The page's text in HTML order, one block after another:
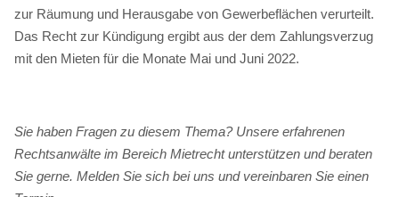
zur Räumung und Herausgabe von Gewerbeflächen verurteilt.
Das Recht zur Kündigung ergibt aus der dem Zahlungsverzug
mit den Mieten für die Monate Mai und Juni 2022.
Sie haben Fragen zu diesem Thema? Unsere erfahrenen
Rechtsanwälte im Bereich Mietrecht unterstützen und beraten
Sie gerne. Melden Sie sich bei uns und vereinbaren Sie einen